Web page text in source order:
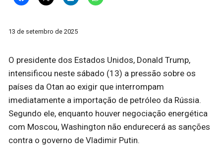
13 de setembro de 2025
O presidente dos Estados Unidos, Donald Trump,
intensificou neste sábado (13) a pressão sobre os
países da Otan ao exigir que interrompam
imediatamente a importação de petróleo da Rússia.
Segundo ele, enquanto houver negociação energética
com Moscou, Washington não endurecerá as sanções
contra o governo de Vladimir Putin.